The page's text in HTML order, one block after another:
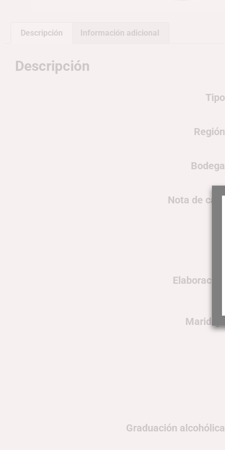
Descripción Información adicional
Descripción
Tipo
Región
Bodega
Nota de cata
Elaboración
Maridaje
Graduación alcohólica